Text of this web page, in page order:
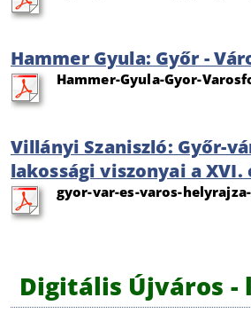
Hammer Gyula: Győr -
Hammer-Gyula-Gyor-
Villányi Szaniszló: Győr-
lakossági viszonyai a XVI.
gyor-var-es-varos-
Digitális Újváros